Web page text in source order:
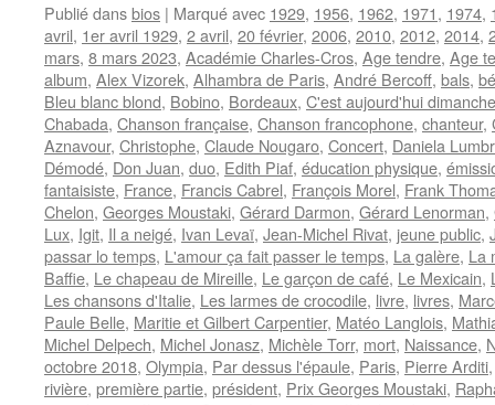
Publié dansbios | Marqué avec 1929, 1956, 1962, 1971, 1974,
avril, 1er avril 1929, 2 avril, 20 février, 2006, 2010, 2012, 2014,
mars, 8 mars 2023, Académie Charles-Cros, Age tendre, Age
album, Alex Vizorek, Alhambra de Paris, André Bercoff, bals,
Bleu blanc blond, Bobino, Bordeaux, C'est aujourd'hui dimanche
Chabada, Chanson française, Chanson francophone, chanteur,
Aznavour, Christophe, Claude Nougaro, Concert, Daniela
Démodé, Don Juan, duo, Edith Piaf, éducation physique,
fantaisiste, France, Francis Cabrel, François Morel, Frank
Chelon, Georges Moustaki, Gérard Darmon, Gérard Lenorman,
Lux, Igit, Il a neigé, Ivan Levaï, Jean-Michel Rivat, jeune public,
passar lo temps, L'amour ça fait passer le temps, La galère, La
Baffie, Le chapeau de Mireille, Le garçon de café, Le Mexicain,
Les chansons d'Italie, Les larmes de crocodile, livre, livres,
Paule Belle, Maritie et Gilbert Carpentier, Matéo Langlois,
Michel Delpech, Michel Jonasz, Michèle Torr, mort, Naissance,
octobre 2018, Olympia, Par dessus l'épaule, Paris, Pierre Arditi
rivière, première partie, président, Prix Georges Moustaki,